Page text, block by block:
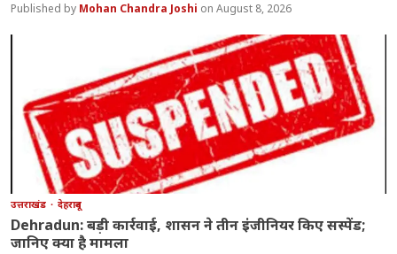
Mohan Chandra Joshi August 8, 2026
उत्तराखंड देहरादून
Dehradun: बड़ी कार्रवाई, शासन ने तीन इंजीनियर किए सस्पेंड;
जानिए क्या है मामला